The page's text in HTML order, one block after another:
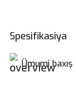
Spesifikasiya
Ümumi baxış